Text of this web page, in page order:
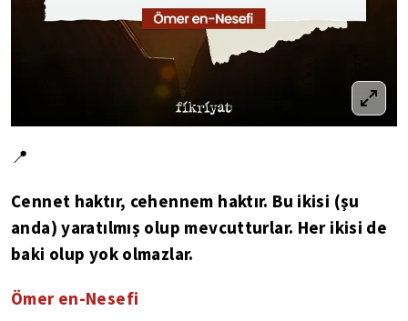
📍
Cennet haktır, cehennem haktır. Bu ikisi (şu
anda) yaratılmış olup mevcutturlar. Her ikisi de
baki olup yok olmazlar.
Ömer en-Nesefi